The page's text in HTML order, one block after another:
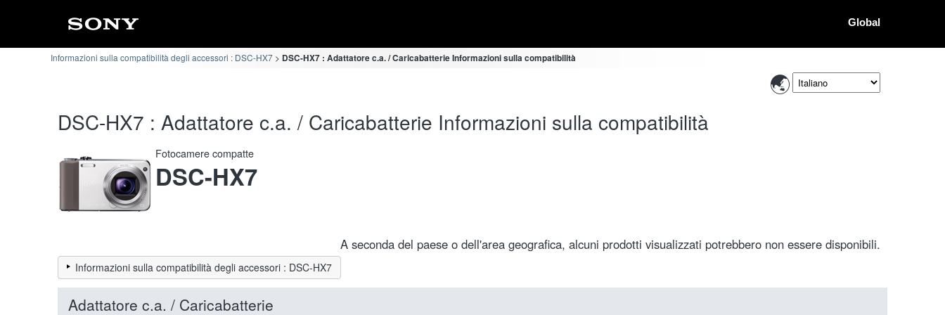
Global
Informazioni sulla compatibilità degli accessori : DSC-HX7 DSC-HX7 : Adattatore c.a. / Caricabatterie Informazioni sulla compatibilità
DSC-HX7 : Adattatore c.a. / Caricabatterie Informazioni sulla compatibilità
Fotocamere compatte
DSC-HX7
A seconda del paese o dell'area geografica, alcuni prodotti visualizzati potrebbero non essere disponibili.
Informazioni sulla compatibilità degli accessori : DSC-HX7
Adattatore c.a. / Caricabatterie